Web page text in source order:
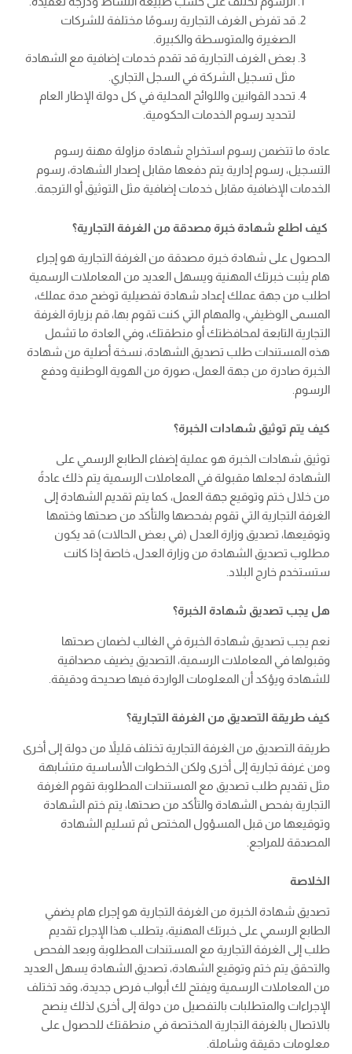
قد تفرض الغرف التجارية رسومًا مختلفة للشركات
الصغيرة والمتوسطة والكبيرة.
بعض الغرف التجارية قد تقدم خدمات إضافية مع الشهادة
مثل تسجيل الشركة في السجل التجاري.
تحدد القوانين واللوائح المحلية في كل دولة الإطار العام
لتحديد رسوم الخدمات الحكومية.
عادة ما تتضمن رسوم استخراج شهادة مزاولة مهنة رسوم
التسجيل، رسوم إدارية يتم دفعها مقابل إصدار الشهادة، رسوم
الخدمات الإضافية مقابل خدمات إضافية مثل التوثيق أو الترجمة.
كيف اطلع شهادة خبرة مصدقة من الغرفة التجارية؟
الحصول على شهادة خبرة مصدقة من الغرفة التجارية هو إجراء
هام يثبت خبرتك المهنية ويسهل العديد من المعاملات الرسمية
اطلب من جهة عملك إعداد شهادة تفصيلية توضح مدة عملك،
المسمى الوظيفي، والمهام التي كنت تقوم بها، قم بزيارة الغرفة
التجارية التابعة لمحافظتك أو منطقتك، وفي العادة ما تشمل
هذه المستندات طلب تصديق الشهادة، نسخة أصلية من شهادة
الخبرة صادرة من جهة العمل، صورة من الهوية الوطنية ودفع
الرسوم.
كيف يتم توثيق شهادات الخبرة؟
توثيق شهادات الخبرة هو عملية إضفاء الطابع الرسمي على
الشهادة لجعلها مقبولة في المعاملات الرسمية يتم ذلك عادةً
من خلال ختم وتوقيع جهة العمل، كما يتم تقديم الشهادة إلى
الغرفة التجارية التي تقوم بفحصها والتأكد من صحتها وختمها
وتوقيعها، تصديق وزارة العدل (في بعض الحالات) قد يكون
مطلوب تصديق الشهادة من وزارة العدل، خاصة إذا كانت
ستستخدم خارج البلاد.
هل يجب تصديق شهادة الخبرة؟
نعم يجب تصديق شهادة الخبرة في الغالب لضمان صحتها
وقبولها في المعاملات الرسمية، التصديق يضيف مصداقية
للشهادة ويؤكد أن المعلومات الواردة فيها صحيحة ودقيقة.
كيف طريقة التصديق من الغرفة التجارية؟
طريقة التصديق من الغرفة التجارية تختلف قليلاً من دولة إلى أخرى
ومن غرفة تجارية إلى أخرى ولكن الخطوات الأساسية متشابهة
مثل تقديم طلب تصديق مع المستندات المطلوبة تقوم الغرفة
التجارية بفحص الشهادة والتأكد من صحتها، يتم ختم الشهادة
وتوقيعها من قبل المسؤول المختص ثم تسليم الشهادة
المصدقة للمراجع.
الخلاصة
تصديق شهادة الخبرة من الغرفة التجارية هو إجراء هام يضفي
الطابع الرسمي على خبرتك المهنية، يتطلب هذا الإجراء تقديم
طلب إلى الغرفة التجارية مع المستندات المطلوبة وبعد الفحص
والتحقق يتم ختم وتوقيع الشهادة، تصديق الشهادة يسهل العديد
من المعاملات الرسمية ويفتح لك أبواب فرص جديدة، وقد تختلف
الإجراءات والمتطلبات بالتفصيل من دولة إلى أخرى لذلك ينصح
بالاتصال بالغرفة التجارية المختصة في منطقتك للحصول على
معلومات دقيقة وشاملة.